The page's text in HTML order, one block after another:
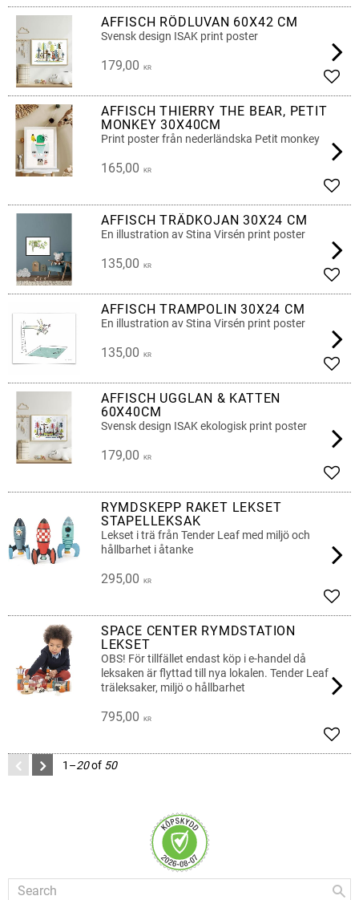
AFFISCH RÖDLUVAN 60X42 CM
Svensk design ISAK print poster
179,00 KR
Add
AFFISCH THIERRY THE BEAR, PETIT
MONKEY 30X40CM
Print poster från nederländska Petit monkey
165,00 KR
Add
AFFISCH TRÄDKOJAN 30X24 CM
En illustration av Stina Virsén print poster
135,00 KR
Add
AFFISCH TRAMPOLIN 30X24 CM
En illustration av Stina Virsén print poster
135,00 KR
Add
AFFISCH UGGLAN & KATTEN
60X40CM
Svensk design ISAK ekologisk print poster
179,00 KR
Add
RYMDSKEPP RAKET LEKSET
STAPELLEKSAK
Lekset i trä från Tender Leaf med miljö och
hållbarhet i åtanke
295,00 KR
Add
SPACE CENTER RYMDSTATION
LEKSET
OBS! För tillfället endast köp i e-handel då
leksaken är flyttad till nya lokalen. Tender Leaf
träleksaker, miljö o hållbarhet
795,00 KR
Add
1–20of 50